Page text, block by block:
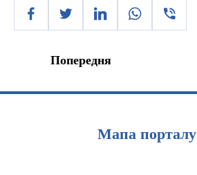
Попередня
Мапа порталу